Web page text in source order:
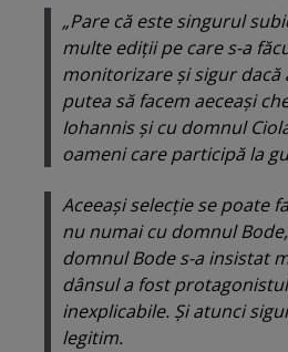
„Pare că este singurul
multe ediţii pe care s-a
monitorizare şi sigur dacă
putea să facem aeceaşi
Iohannis şi cu domnul
oameni care participă la
Aceeaşi selecţie se poate
nu numai cu domnul
domnul Bode s-a insistat
dânsul a fost
inexplicabile. Şi atunci
legitim.